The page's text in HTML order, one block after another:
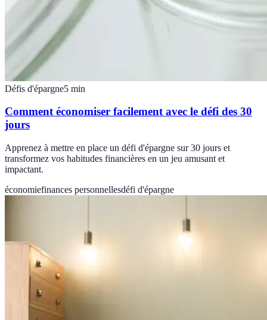
Défis d'épargne5 min
Comment économiser facilement avec le défi des 30
jours
Apprenez à mettre en place un défi d'épargne sur 30 jours et
transformez vos habitudes financières en un jeu amusant et
impactant.
économiefinances personnellesdéfi d'épargne